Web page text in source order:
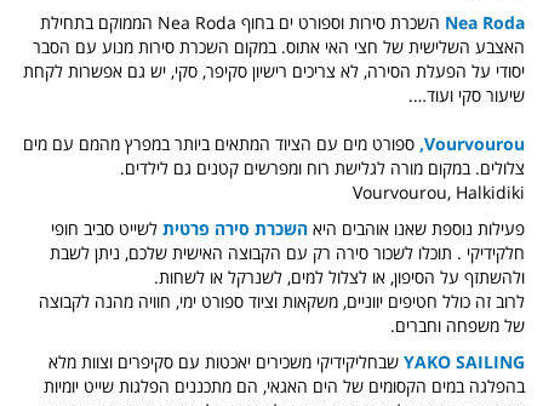
Nea Roda
השכרת סירות וספורט ים בחוף Nea Roda הממוקם בתחילת
האצבע השלישית של חצי האי אתוס. במקום השכרת סירות מנוע עם הסבר
יסודי על הפעלת הסירה, לא צריכים רישיון סקיפר, סקי, יש גם אפשרות לקחת
שיעור סקי ועוד….
Vourvourou, ספורט מים עם הציוד המתאים ביותר במפרץ מהמם עם מים
צלולים. במקום מורה לגלישת רוח ומפרשים קטנים גם לילדים.
Vourvourou, Halkidiki
פעילות נוספת שאנו אוהבים היא השכרת סירה פרטית לשייט סביב חופי
חלקידיקי . תוכלו לשכור סירה רק עם הקבוצה האישית שלכם, ניתן לשבת
ולהשתזף על הסיפון, או לצלול למים, לשנרקל או לשחות.
לרוב זה כולל חטיפים יווניים, משקאות וציוד ספורט ימי, חוויה מהנה לקבוצה
של משפחה וחברים.
YAKO SAILING שבחליקידיקי משכירים יאכטות עם סקיפרים וצוות מלא
בהפלגה במים הקסומים של הים האגאי, הם מתכננים הפלגות שייט יומיות